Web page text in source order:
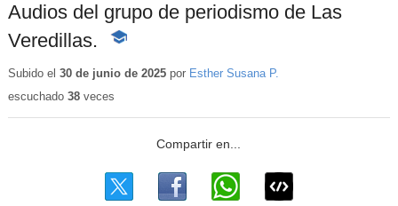
Audios del grupo de periodismo de Las
Veredillas.
-
educativo
Subido el 30 de junio de 2025por Esther Susana P.
escuchado 38veces